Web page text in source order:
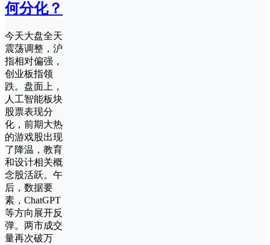
何分化？
今天大盘全天
震荡调整，沪
指相对偏强，
创业板指领
跌。盘面上，
人工智能板块
股票表现分
化，前期大热
的游戏股出现
了降温，教育
和设计相关概
念股活跃。午
后，数据要
素，ChatGPT
等方向展开反
弹。两市成交
量再次破万